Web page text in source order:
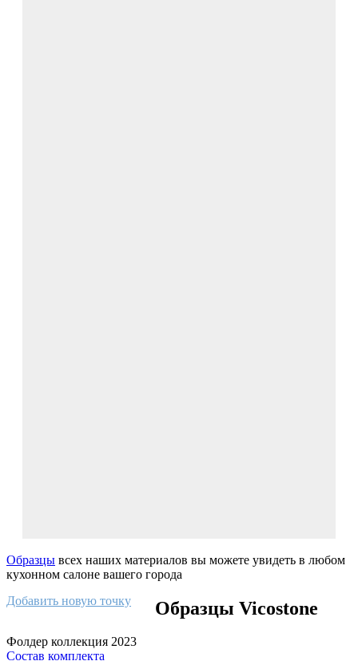
Образцы всех наших материалов вы можете увидеть в любом
кухонном салоне вашего города
Добавить новую точку
Образцы Vicostone
Фолдер коллекция 2023
Состав комплекта